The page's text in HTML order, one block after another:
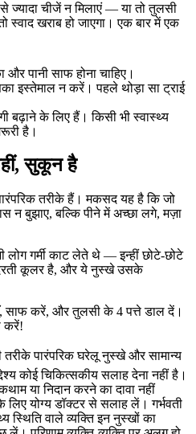
ज्यादा चीजें न मिलाएं — या तो तुलसी
खराब हो जाएगा। एक बार में एक
पानी साफ होना चाहिए।
इस्तेमाल न करें। पहले थोड़ा सा ट्राई
बढ़ाने के लिए हैं। किसी भी स्वास्थ्य
है।
सुकून है
तरीके हैं। मकसद यह है कि जो
न बुझाए, बल्कि पीने में अच्छा लगे, मज़ा
लोग गर्मी काट लेते थे — इन्हीं छोटे-छोटे
कूलर है, और ये नुस्खे उसके
साफ करें, और तुलसी के 4 पत्ते डाल दें।
करें!
पारंपरिक घरेलू नुस्खे और सामान्य
कोई चिकित्सकीय सलाह देना नहीं है।
या निदान करने का दावा नहीं
लिए योग्य डॉक्टर से सलाह लें। गर्भवती
स्थिति वाले व्यक्ति इन नुस्खों का